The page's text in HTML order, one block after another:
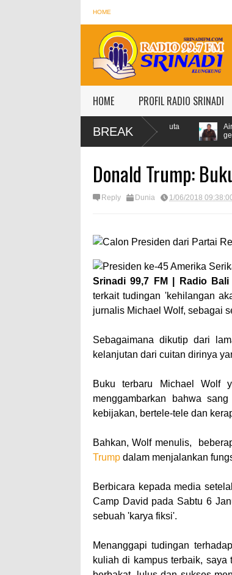
HOME
HOME PROFIL RADIO SRINADI
BREAK
Antam naik jadi Rp1,528 juta
Airlangga: ASEAN jadi
geopolitik
Donald Trump:
Reply Dunia 1/06/2018
Srinadi 99,7 FM | Radio Bali
terkait tudingan 'kehilangan
jurnalis Michael Wolf, sebagai
Sebagaimana dikutip dari
kelanjutan dari cuitan dirinya
Buku terbaru Michael Wolf
menggambarkan bahwa
kebijakan, bertele-tele dan
Bahkan, Wolf menulis,
Trump dalam menjalankan
Berbicara kepada media
Camp David pada Sabtu 6
sebuah 'karya fiksi'.
Menanggapi tudingan
kuliah di kampus terbaik,